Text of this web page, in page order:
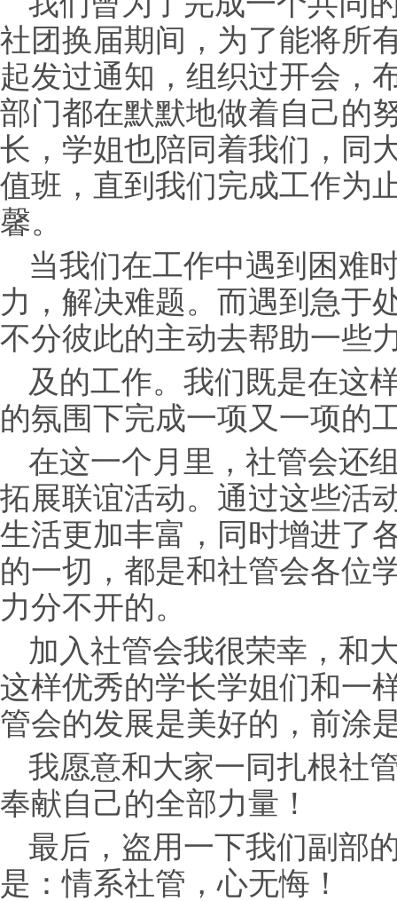
社团换届期间，为了能将所
起发过通知，组织过开会，
部门都在默默地做着自己的
长，学姐也陪同着我们，同
值班，直到我们完成工作为
馨。
当我们在工作中遇到困难
力，解决难题。而遇到急于
不分彼此的主动去帮助一些
及的工作。我们既是在这
的氛围下完成一项又一项的
在这一个月里，社管会还
拓展联谊活动。通过这些活
生活更加丰富，同时增进了
的一切，都是和社管会各位
力分不开的。
加入社管会我很荣幸，和
这样优秀的学长学姐们和一
管会的发展是美好的，前涂
我愿意和大家一同扎根社
奉献自己的全部力量！
最后，盗用一下我们副部
是：情系社管，心无悔！